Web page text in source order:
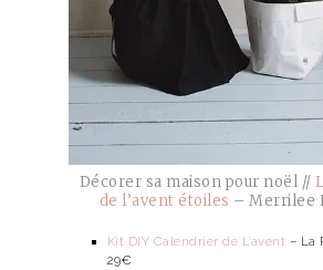
Décorer sa maison pour noël //
de l’avent étoiles – Merrilee
Kit DIY Calendrier de L’avent – La
29€